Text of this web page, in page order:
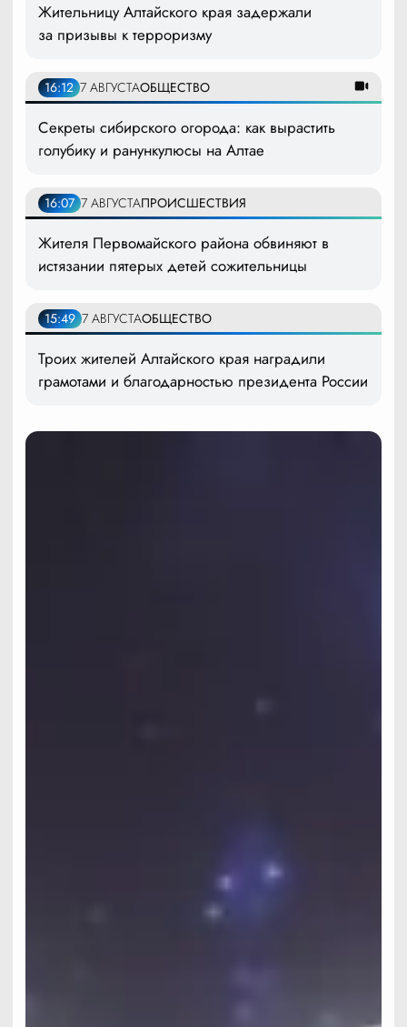
Жительницу Алтайского края задержали
за призывы к терроризму
16:12 7 АВГУСТАОБЩЕСТВО
Секреты сибирского огорода: как вырастить
голубику и ранункулюсы на Алтае
16:07 7 АВГУСТАПРОИСШЕСТВИЯ
Жителя Первомайского района обвиняют в
истязании пятерых детей сожительницы
15:49 7 АВГУСТАОБЩЕСТВО
Троих жителей Алтайского края наградили
грамотами и благодарностью президента России